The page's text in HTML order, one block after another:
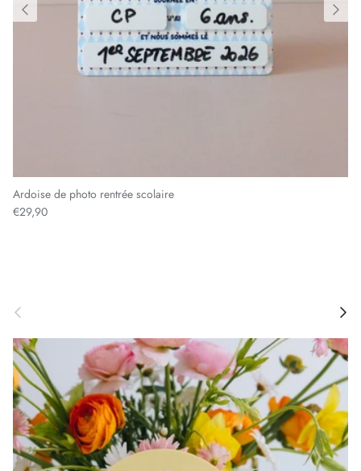
Ardoise de photo rentrée scolaire
Prix habituel
€29,90
Précédent Suivant